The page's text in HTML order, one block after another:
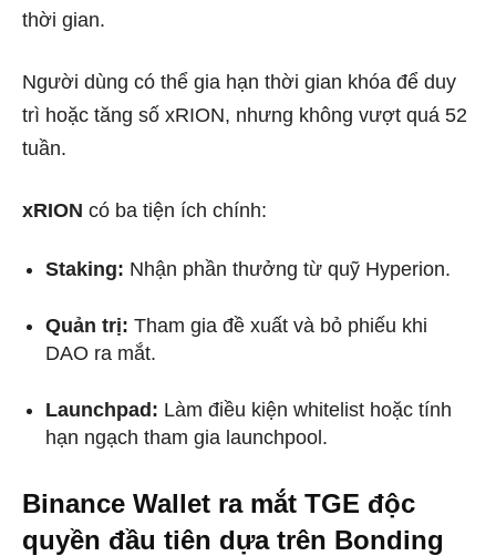
thời gian.
Người dùng có thể gia hạn thời gian khóa để duy
trì hoặc tăng số xRION, nhưng không vượt quá 52
tuần.
xRION có ba tiện ích chính:
Staking: Nhận phần thưởng từ quỹ Hyperion.
Quản trị: Tham gia đề xuất và bỏ phiếu khi
DAO ra mắt.
Launchpad: Làm điều kiện whitelist hoặc tính
hạn ngạch tham gia launchpool.
Binance Wallet ra mắt TGE độc
quyền đầu tiên dựa trên Bonding